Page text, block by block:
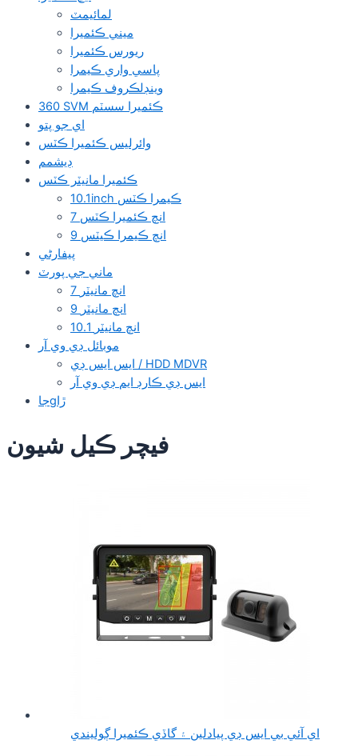
لمائيمٽ
ميني ڪئميرا
ريورس ڪئميرا
پاسي واري ڪيمرا
وينڊلڪروف ڪيمرا
360 SVM ڪئميرا سسٽم
اي جو پتو
وائرلیس ڪئميرا ڪٽس
ڊيشمم
ڪئميرا مانيٽر ڪٽس
10.1inch ڪيمرا ڪٽس
7 انچ ڪئميرا ڪٽس
9 انچ ڪيمرا ڪيٽس
پيفارڻي
ماني جي پورٽ
7 انچ مانيٽر
9 انچ مانيٽر
10.1 انچ مانيٽر
موبائل ڊي وي آر
ايس ايس ڊي / HDD MDVR
ايس ڊي ڪارڊ ايم ڊي وي آر
جاgڙا
فيچر ڪيل شيون
اي آئي بي ايس ڊي پيادلين ۽ گاڏي ڪئميرا ڳوليندي